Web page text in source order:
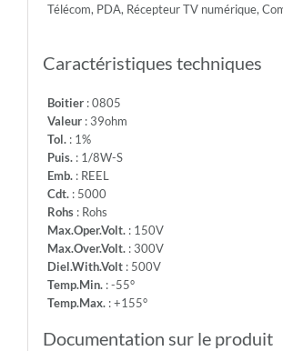
Télécom, PDA, Récepteur TV numérique,
Caractéristiques techniques
Boitier: 0805
Valeur: 39ohm
Tol.: 1%
Puis.: 1/8W-S
Emb.: REEL
Cdt.: 5000
Rohs: Rohs
Max.Oper.Volt.: 150V
Max.Over.Volt.: 300V
Diel.With.Volt: 500V
Temp.Min.: -55°
Temp.Max.: +155°
Documentation sur le produit